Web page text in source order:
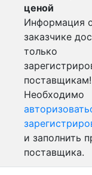
ценой
Информация
заказчике
только
поставщикам!
Необходимо
и заполнить
поставщика.